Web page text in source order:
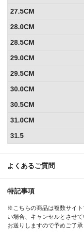
よくあるご質問
特記事項
※こちらの商品は複数サイ
い場合、キャンセルとさせ
お送りしますので予めご了承
27.5CM
28.0CM
28.5CM
29.0CM
29.5CM
30.0CM
30.5CM
31.0CM
31.5